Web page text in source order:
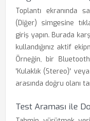
Toplantı ekranında
(Diğer) simgesine
giriş yapın. Burada
kullandığınız aktif
Örneğin, bir
'Kulaklık (Stereo)'
arasında doğru olanı
Test Araması ile